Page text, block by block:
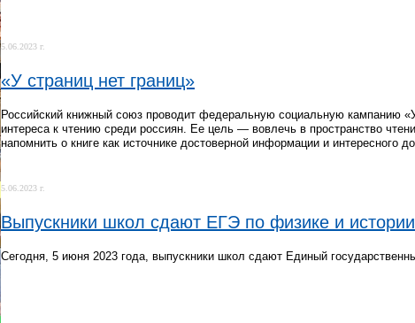
5.06.2023 г.
«У страниц нет границ»
Российский книжный союз проводит федеральную социальную кампанию
интереса к чтению среди россиян. Ее цель — вовлечь в пространство
напомнить о книге как источнике достоверной информации и интересного
5.06.2023 г.
Выпускники школ сдают ЕГЭ по физике и истории
Сегодня, 5 июня 2023 года, выпускники школ сдают Единый